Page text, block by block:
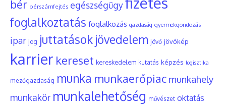
bér bérszámfejtés egészségügy
foglalkoztatás foglalkozás gazdaság gyermekgondozás
ipar jog juttatások jövedelem jövő jövőkép
karrier kereset kereskedelem kutatás képzés logisztika
mezőgazdaság munka munkaerőpiac munkahely
munkakör munkalehetőség művészet oktatás